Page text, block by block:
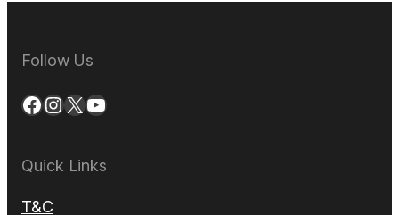
Follow Us
Facebook InstagramX YouTube
Quick Links
T&C